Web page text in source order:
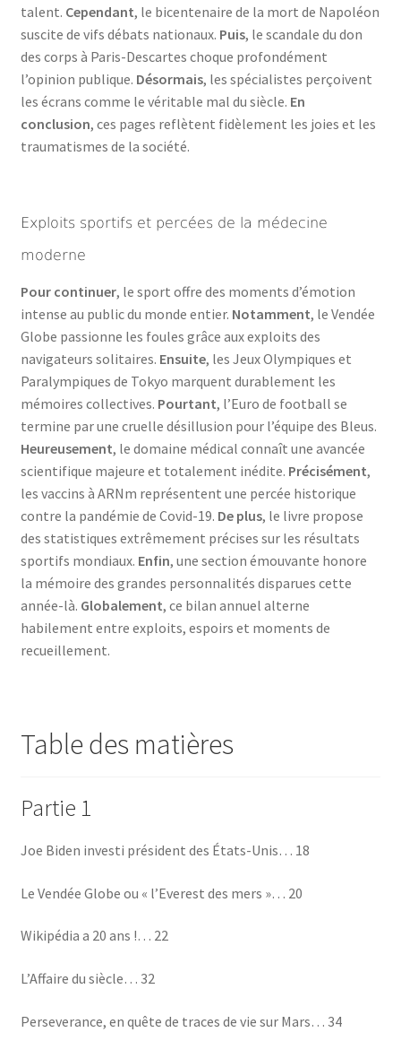
talent. Cependant, le bicentenaire de la mort de Napoléon
suscite de vifs débats nationaux. Puis, le scandale du don
des corps à Paris-Descartes choque profondément
l’opinion publique. Désormais, les spécialistes perçoivent
les écrans comme le véritable mal du siècle. En
conclusion, ces pages reflètent fidèlement les joies et les
traumatismes de la société.
Exploits sportifs et percées de la médecine
moderne
Pour continuer, le sport offre des moments d’émotion
intense au public du monde entier. Notamment, le Vendée
Globe passionne les foules grâce aux exploits des
navigateurs solitaires. Ensuite, les Jeux Olympiques et
Paralympiques de Tokyo marquent durablement les
mémoires collectives. Pourtant, l’Euro de football se
termine par une cruelle désillusion pour l’équipe des Bleus.
Heureusement, le domaine médical connaît une avancée
scientifique majeure et totalement inédite. Précisément,
les vaccins à ARNm représentent une percée historique
contre la pandémie de Covid-19. De plus, le livre propose
des statistiques extrêmement précises sur les résultats
sportifs mondiaux. Enfin, une section émouvante honore
la mémoire des grandes personnalités disparues cette
année-là. Globalement, ce bilan annuel alterne
habilement entre exploits, espoirs et moments de
recueillement.
Table des matières
Partie 1
Joe Biden investi président des États-Unis… 18
Le Vendée Globe ou « l’Everest des mers »… 20
Wikipédia a 20 ans !… 22
L’Affaire du siècle… 32
Perseverance, en quête de traces de vie sur Mars… 34